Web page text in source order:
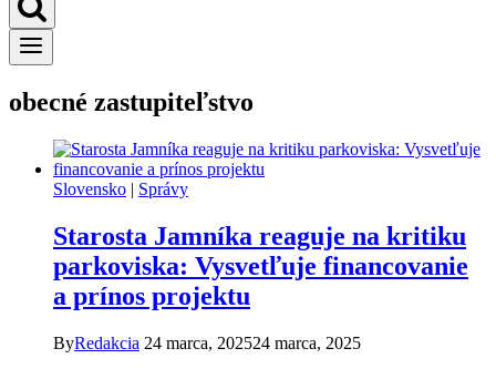
obecné zastupiteľstvo
Slovensko | Správy
Starosta Jamníka reaguje na kritiku
parkoviska: Vysvetľuje financovanie
a prínos projektu
ByRedakcia 24 marca, 202524 marca, 2025